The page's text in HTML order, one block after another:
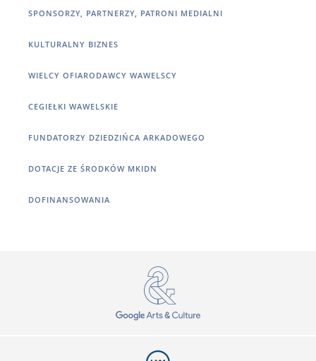
SPONSORZY, PARTNERZY, PATRONI MEDIALNI
KULTURALNY BIZNES
WIELCY OFIARODAWCY WAWELSCY
CEGIEŁKI WAWELSKIE
FUNDATORZY DZIEDZIŃCA ARKADOWEGO
DOTACJE ZE ŚRODKÓW MKIDN
DOFINANSOWANIA